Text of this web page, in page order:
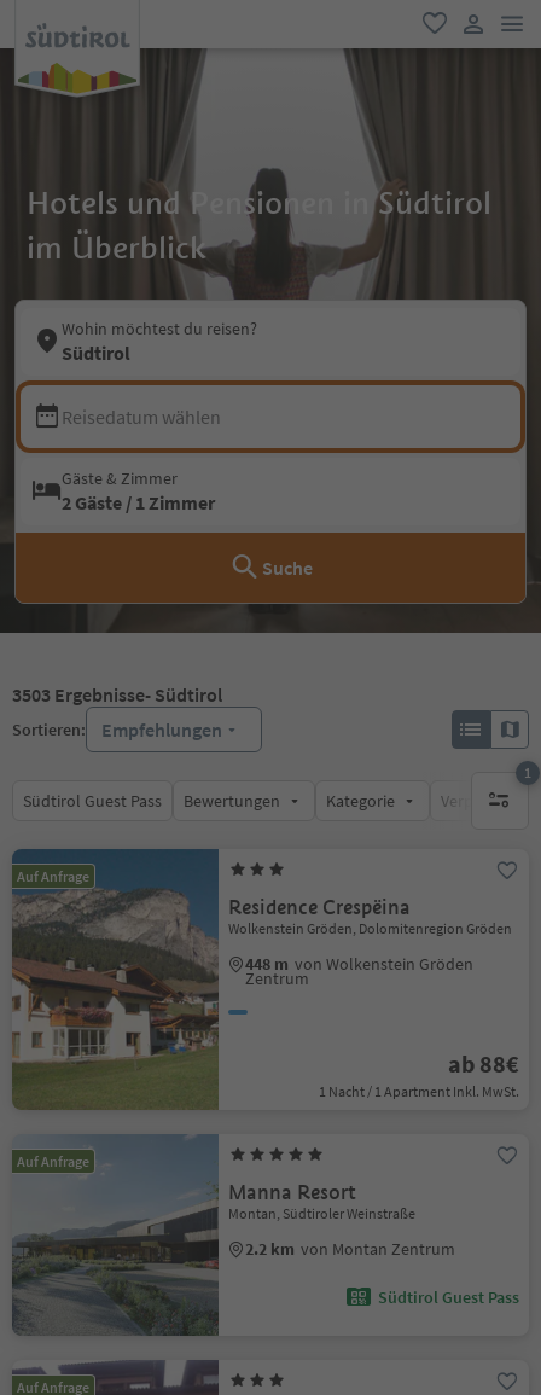
favorit
user link
Hotels und Pensionen in Südtirol
im Überblick
Wohin möchtest du reisen?
Südtirol
Reisedatum wählen
Gäste & Zimmer
2 Gäste / 1 Zimmer
Suche
3503 Ergebnisse- Südtirol
Sortieren: Empfehlungen
Südtirol Guest Pass Bewertungen Kategorie
1
1
Auf Anfrage
Residence Crespëina
Wolkenstein Gröden, Dolomitenregion Gröden
448 m von Wolkenstein Gröden
Zentrum
ab 88€
1 Nacht / 1 Apartment Inkl. MwSt.
Auf Anfrage
Manna Resort
Montan, Südtiroler Weinstraße
2.2 km von Montan Zentrum
Südtirol Guest Pass
Auf Anfrage